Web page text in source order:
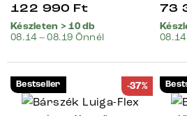
122 990 Ft
Készleten > 10 db
08.14 – 08.19 Önnél
73
Bestseller -37%